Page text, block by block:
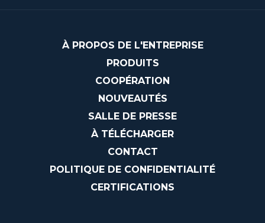
À PROPOS DE L'ENTREPRISE
PRODUITS
COOPÉRATION
NOUVEAUTÉS
SALLE DE PRESSE
À TÉLÉCHARGER
CONTACT
POLITIQUE DE CONFIDENTIALITÉ
CERTIFICATIONS